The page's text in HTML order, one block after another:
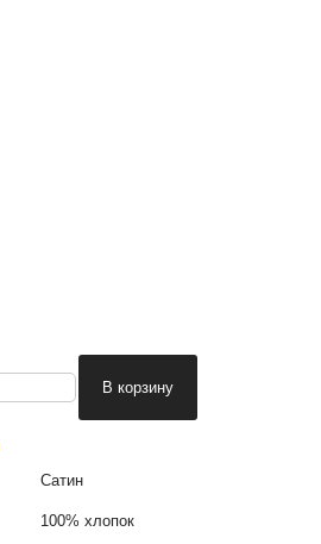
Сатин
100% хлопок